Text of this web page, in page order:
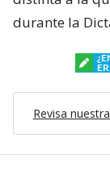
durante la
Revisa